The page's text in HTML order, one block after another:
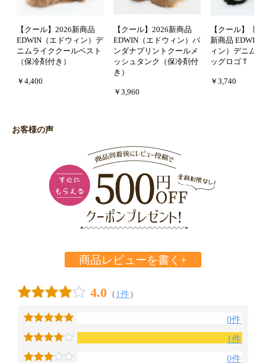
【クール】2026新商品
EDWIN（エドウィン）デ
ニムライククールベスト
（保冷剤付き）
￥4,400
【クール】2026新商品
EDWIN（エドウィン）バ
ンダナプリントクールメ
ッシュタンク（保冷剤付
き）
￥3,960
【クール】【
新商品 EDWIN
ィン）デニム
ッグロゴＴ
￥3,740
お客様の声
商品レビューを書く+
4.0 （1件）
0件
1件
0件